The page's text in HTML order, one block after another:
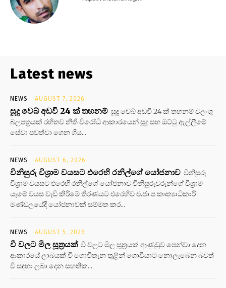
Latest news
NEWS AUGUST 7, 2026
සූදු වෙබ් අඩවි 24 ක් තහනම් සූදු වෙබ් අඩවි 24 ක් තහනම් වලංගු
බලපත්‍රයක් රහිතව නීති විරෝධි ආකාරයෙන් සූදු සහ ඔට්ටු ඇල්ලීමේ
සේවා පවත්වා ගෙන ගිය...
NEWS AUGUST 6, 2026
විනිසුරු විශ්‍රාම වයසට එරෙහි රනිල්ගේ යෝජනාව විනිසුරු
විශ්‍රාම වයසට එරෙහි රනිල්ගේ යෝජනාව විනිසුරුවරුන්ගේ විශ්‍රාම
යෑමේ වයස වැඩි කිරීමේ තීරණයට එරෙහිව එ.ජා.ප කෘත්‍යාධිකාරී
මණ්ඩලයේදී යෝජනාවක් සම්මත කර...
NEWS AUGUST 5, 2026
වී වලට මිල සූත්‍රයක් වී වලට මිල සූත්‍රයක් ආණුඩුව පෙන්වා දෙන
ආකාරයේ ලාබයක් වී ගොවිතැන තුළින් ගොවියාට නොලැබෙන බවත්
වී සඳහා ලබා දෙන සහතික...